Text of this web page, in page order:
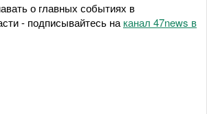
о главных событиях в
- подписывайтесь на канал 47news в